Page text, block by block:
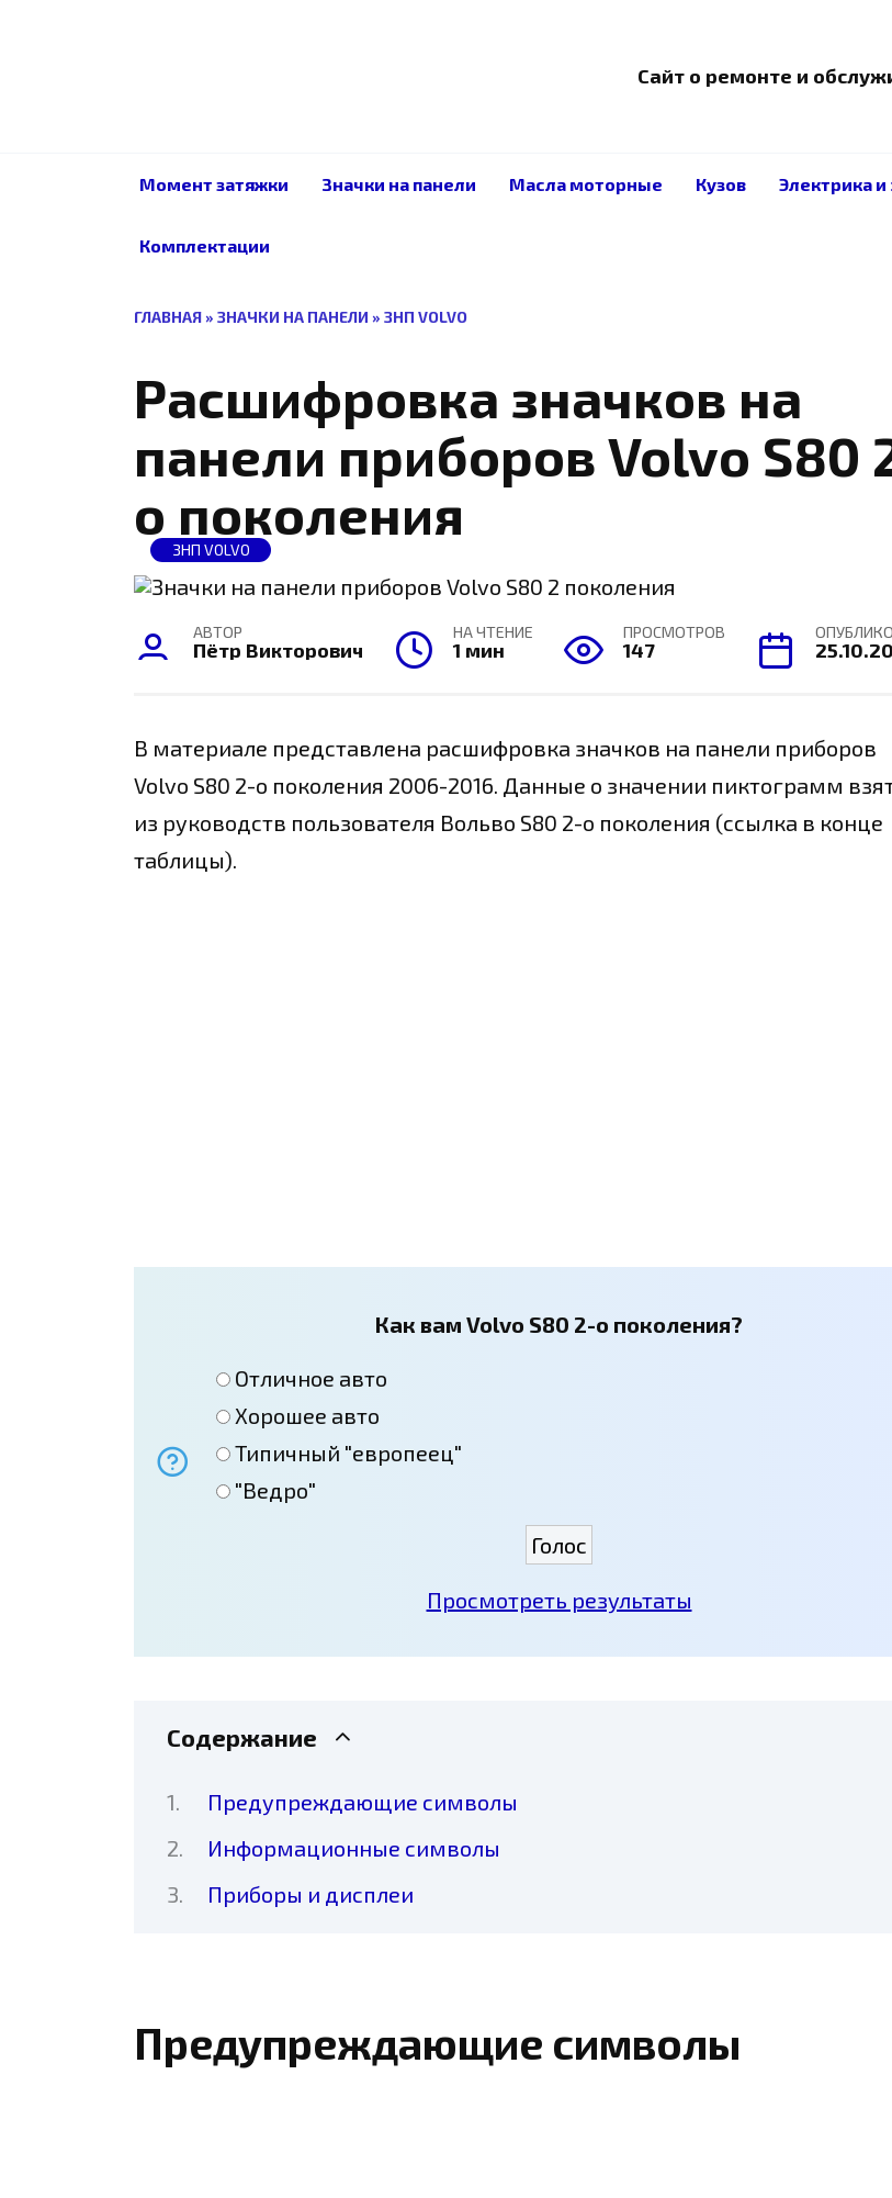
Сайт о ремонте и
Момент затяжки Значки на панели Масла моторные Кузов Электрика
Комплектации
ГЛАВНАЯ » ЗНАЧКИ НА ПАНЕЛИ » ЗНП VOLVO
Расшифровка значков на
панели приборов Volvo S80
о поколения
ЗНП VOLVO
АВТОР
Пётр Викторович
НА ЧТЕНИЕ
1 мин
ПРОСМОТРОВ
147
В материале представлена расшифровка значков на панели приборов
Volvo S80 2-о поколения 2006-2016. Данные о значении пиктограмм
из руководств пользователя Вольво S80 2-о поколения (ссылка в конце
таблицы).
Как вам Volvo S80 2-о поколения?
Отличное авто
Хорошее авто
Типичный "европеец"
"Ведро"
Просмотреть результаты
Содержание
Предупреждающие символы
Информационные символы
Приборы и дисплеи
Предупреждающие символы